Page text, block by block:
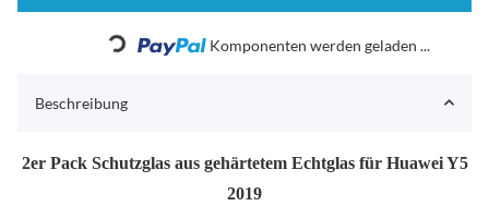
Loading... Komponenten werden geladen ...
Beschreibung
2er Pack Schutzglas aus gehärtetem Echtglas für Huawei Y5
2019